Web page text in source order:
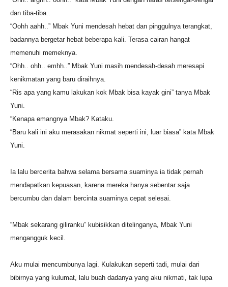
dan tiba-tiba..
“Oohh aahh..” Mbak Yuni mendesah hebat dan pinggulnya terangkat,
badannya bergetar hebat beberapa kali. Terasa cairan hangat
memenuhi memeknya.
“Ohh.. ohh.. emhh..” Mbak Yuni masih mendesah-desah meresapi
kenikmatan yang baru diraihnya.
“Ris apa yang kamu lakukan kok Mbak bisa kayak gini” tanya Mbak
Yuni.
“Kenapa emangnya Mbak? Kataku.
“Baru kali ini aku merasakan nikmat seperti ini, luar biasa” kata Mbak
Yuni.
Ia lalu bercerita bahwa selama bersama suaminya ia tidak pernah
mendapatkan kepuasan, karena mereka hanya sebentar saja
bercumbu dan dalam bercinta suaminya cepat selesai.
“Mbak sekarang giliranku” kubisikkan ditelinganya, Mbak Yuni
mengangguk kecil.
Aku mulai mencumbunya lagi. Kulakukan seperti tadi, mulai dari
bibirnya yang kulumat, lalu buah dadanya yang aku nikmati, tak lupa